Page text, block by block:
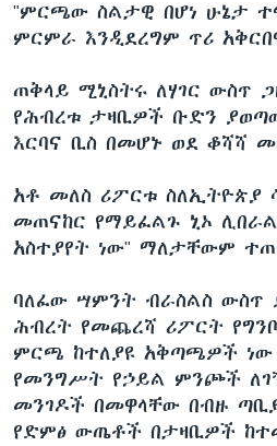
ይከተሉን
ቋንቋዎች
"ምርጫው ስልታዊ በሆነ ሁኔታ
ምርምራ እንዲደረግም ጥሪ
ጠቅላይ ሚኒስትሩ ለሃገር ውስጥ
የሕብረቱ ታዛቢዎች ቡድን
እርባና ቢስ በመሆኑ ወደ ቆሻሻ
አቶ መለስ ሪፖርቱ ስለኢትዮጵያ
መጠናከር የማይፈልጉ ኒኦ ሊበራል
አስተያየት ነው" ማለታቸውም
ባለፈው ሣምንት ብራስልስ ውስጥ
ሕብረት የመጨረሻ ሪፖርት
ምርጫ ከተለያዩ አቅጣጫዎች ነው
የመንግሥት የኃይል ምንጮች
መንገዶች በመዋላቸው በብዙ
የድምፅ ውጤቶች በታዛቢዎች